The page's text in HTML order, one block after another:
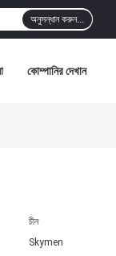
অনুসন্ধান করুন...
কোম্পানির দেখান
চীন
Skymen